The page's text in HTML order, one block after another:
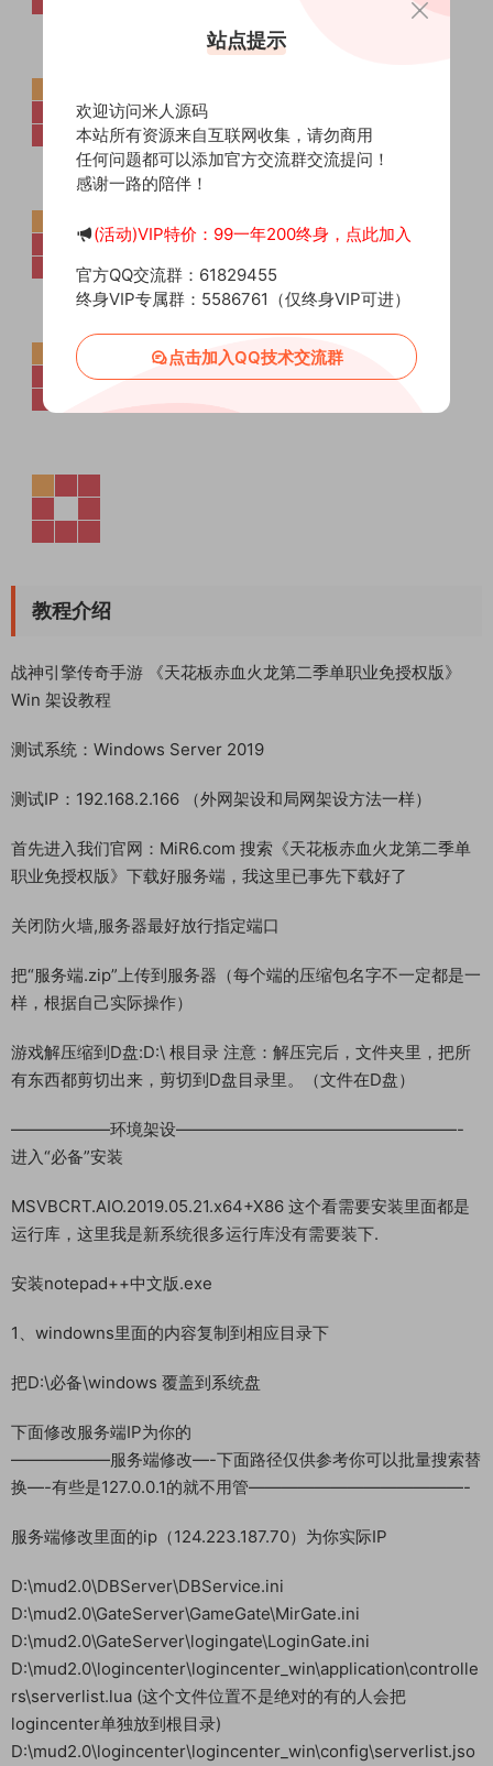
教程介绍
战神引擎传奇手游 《天花板赤血火龙第二季单职业免授权版》
Win 架设教程
测试系统：Windows Server 2019
测试IP：192.168.2.166 （外网架设和局网架设方法一样）
首先进入我们官网：MiR6.com 搜索《天花板赤血火龙第二季单
职业免授权版》下载好服务端，我这里已事先下载好了
关闭防火墙,服务器最好放行指定端口
把“服务端.zip”上传到服务器（每个端的压缩包名字不一定都是一
样，根据自己实际操作）
游戏解压缩到D盘:D:\ 根目录 注意：解压完后，文件夹里，把所
有东西都剪切出来，剪切到D盘目录里。（文件在D盘）
——————环境架设—————————————————-
进入“必备”安装
MSVBCRT.AIO.2019.05.21.x64+X86 这个看需要安装里面都是
运行库，这里我是新系统很多运行库没有需要装下.
安装notepad++中文版.exe
1、windowns里面的内容复制到相应目录下
把D:\必备\windows 覆盖到系统盘
下面修改服务端IP为你的
——————服务端修改—-下面路径仅供参考你可以批量搜索替
换—-有些是127.0.0.1的就不用管—————————————-
服务端修改里面的ip（124.223.187.70）为你实际IP
D:\mud2.0\DBServer\DBService.ini
D:\mud2.0\GateServer\GameGate\MirGate.ini
D:\mud2.0\GateServer\logingate\LoginGate.ini
D:\mud2.0\logincenter\logincenter_win\application\controlle
rs\serverlist.lua (这个文件位置不是绝对的有的人会把
logincenter单独放到根目录)
D:\mud2.0\logincenter\logincenter_win\config\serverlist.jso
站点提示
欢迎访问米人源码
本站所有资源来自互联网收集，请勿商用
任何问题都可以添加官方交流群交流提问！
感谢一路的陪伴！
(活动)VIP特价：99一年200终身，点此加入
官方QQ交流群：61829455
终身VIP专属群：5586761（仅终身VIP可进）
点击加入QQ技术交流群